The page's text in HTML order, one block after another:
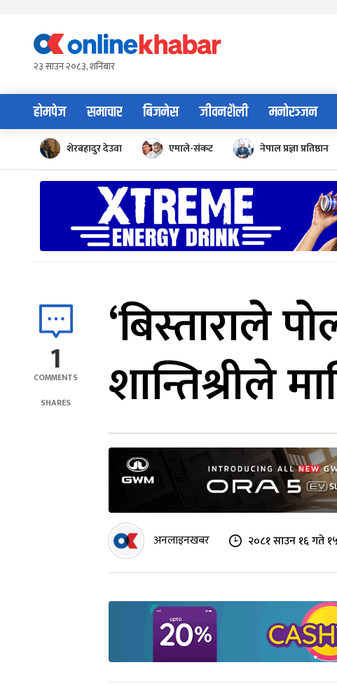
content२३ साउन २०८३, शनिबार
होमपेज समाचार बिजनेस जीवनशैली मनोरञ्जन
शेरबहादुर देउवा एमाले-संकट नेपाल प्रज्ञा प्रतिष्ठान
1
COMMENTS
SHARES
‘बिस्ताराले
शान्तिश्रीले
अनलाइनखबर २०८१ साउन १६ गते